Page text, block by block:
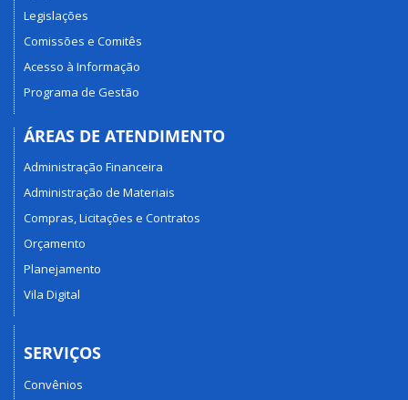
Legislações
Comissões e Comitês
Acesso à Informação
Programa de Gestão
ÁREAS DE ATENDIMENTO
Administração Financeira
Administração de Materiais
Compras, Licitações e Contratos
Orçamento
Planejamento
Vila Digital
SERVIÇOS
Convênios